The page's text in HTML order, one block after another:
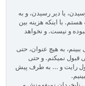
یا دیر رسیدن، و به
با اینکه هزینه بین
نبوده و نیست. و نخواهد
به هیچ عنوان، حتی
قبول نمیکنم. و حتی
رایت و ... به طرف پیش